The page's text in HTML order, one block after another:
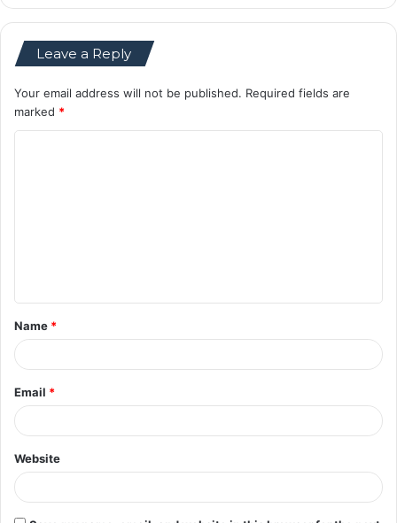
Leave a Reply
Your email address will not be published. Required fields are
marked *
t
*
Name *
Email *
Website